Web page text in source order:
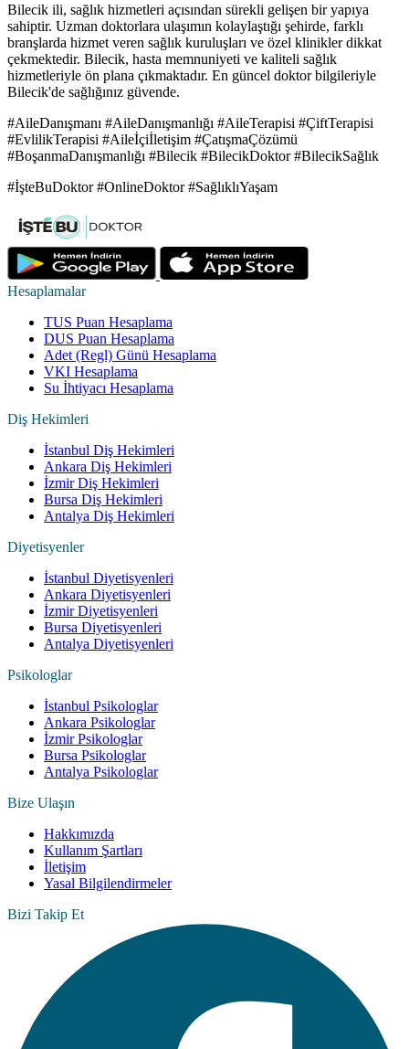
Bilecik ili, sağlık hizmetleri açısından sürekli gelişen bir yapıya
sahiptir. Uzman doktorlara ulaşımın kolaylaştığı şehirde, farklı
branşlarda hizmet veren sağlık kuruluşları ve özel klinikler dikkat
çekmektedir. Bilecik, hasta memnuniyeti ve kaliteli sağlık
hizmetleriyle ön plana çıkmaktadır. En güncel doktor bilgileriyle
Bilecik'de sağlığınız güvende.
#AileDanışmanı #AileDanışmanlığı #AileTerapisi #ÇiftTerapisi
#EvlilikTerapisi #Aileİçiİletişim #ÇatışmaÇözümü
#BoşanmaDanışmanlığı #Bilecik #BilecikDoktor #BilecikSağlık
#İşteBuDoktor #OnlineDoktor #SağlıklıYaşam
Hesaplamalar
TUS Puan Hesaplama
DUS Puan Hesaplama
Adet (Regl) Günü Hesaplama
VKI Hesaplama
Su İhtiyacı Hesaplama
Diş Hekimleri
İstanbul Diş Hekimleri
Ankara Diş Hekimleri
İzmir Diş Hekimleri
Bursa Diş Hekimleri
Antalya Diş Hekimleri
Diyetisyenler
İstanbul Diyetisyenleri
Ankara Diyetisyenleri
İzmir Diyetisyenleri
Bursa Diyetisyenleri
Antalya Diyetisyenleri
Psikologlar
İstanbul Psikologlar
Ankara Psikologlar
İzmir Psikologlar
Bursa Psikologlar
Antalya Psikologlar
Bize Ulaşın
Hakkımızda
Kullanım Şartları
İletişim
Yasal Bilgilendirmeler
Bizi Takip Et